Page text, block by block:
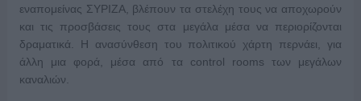
εναπομείνας ΣΥΡΙΖΑ, βλέπουν τα στελέχη τους να αποχωρούν
και τις προσβάσεις τους στα μεγάλα μέσα να περιορίζονται
δραματικά. Η ανασύνθεση του πολιτικού χάρτη περνάει, για
άλλη μια φορά, μέσα από τα control rooms των μεγάλων
καναλιών.